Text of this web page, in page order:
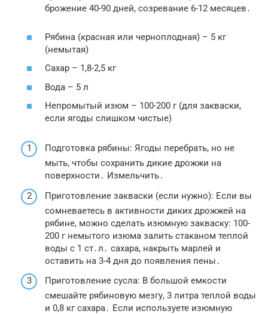
брожение 40-90 дней, созревание 6-12 месяцев․
Рябина (красная или черноплодная) – 5 кг
(немытая)
Сахар – 1,8-2,5 кг
Вода – 5 л
Непромытый изюм – 100-200 г (для закваски,
если ягоды слишком чистые)
Подготовка рябины: Ягоды перебрать, но не
мыть, чтобы сохранить дикие дрожжи на
поверхности․ Измельчить․
Приготовление закваски (если нужно): Если вы
сомневаетесь в активности диких дрожжей на
рябине, можно сделать изюмную закваску: 100-
200 г немытого изюма залить стаканом теплой
воды с 1 ст․л․ сахара, накрыть марлей и
оставить на 3-4 дня до появления пены․
Приготовление сусла: В большой емкости
смешайте рябиновую мезгу, 3 литра теплой воды
и 0,8 кг сахара․ Если используете изюмную